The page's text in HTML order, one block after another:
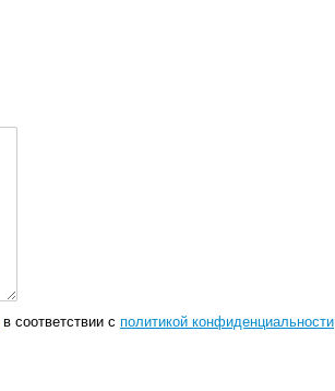
в соответствии с политикой конфиденциальности